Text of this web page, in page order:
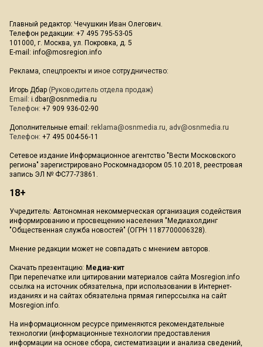
Главный редактор: Чечушкин Иван Олегович.
Телефон редакции: +7 495 795-53-05
101000, г. Москва, ул. Покровка, д. 5
E-mail: info@mosregion.info
Реклама, спецпроекты и иное сотрудничество:
Игорь Дбар (Руководитель отдела продаж)
Email: i.dbar@osnmedia.ru
Телефон: +7 909 936-02-90
Дополнительные email: reklama@osnmedia.ru, adv@osnmedia.ru
Телефон: +7 495 004-56-11
Сетевое издание Информационное агентство "Вести Московского
региона" зарегистрировано Роскомнадзором 05.10.2018, реестровая
запись ЭЛ № ФС77-73861.
18+
Учредитель: Автономная некоммерческая организация содействия
информированию и просвещению населения "Медиахолдинг
"Общественная служба новостей" (ОГРН 1187700006328).
Мнение редакции может не совпадать с мнением авторов.
Скачать презентацию: Медиа-кит
При перепечатке или цитировании материалов сайта Mosregion.info
ссылка на источник обязательна, при использовании в Интернет-
изданиях и на сайтах обязательна прямая гиперссылка на сайт
Mosregion.info.
На информационном ресурсе применяются рекомендательные
технологии (информационные технологии предоставления
информации на основе сбора, систематизации и анализа сведений,